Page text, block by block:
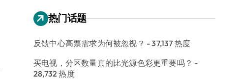
热门话题
反馈中心高票需求为何被忽视？ - 37,137 热度
买电视，分区数量真的比光源色彩更重要吗？ -
28,732 热度